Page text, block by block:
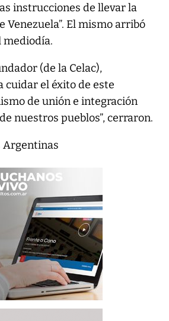
instrucciones de llevar la
Venezuela”. El mismo arribó
mediodía.
(de la Celac),
cuidar el éxito de este
de unión e integración
nuestros pueblos”, cerraron.
Argentinas